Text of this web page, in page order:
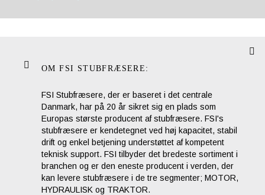
OM FSI STUBFRÆSERE:
FSI Stubfræsere, der er baseret i det centrale
Danmark, har på 20 år sikret sig en plads som
Europas største producent af stubfræsere. FSI's
stubfræsere er kendetegnet ved høj kapacitet, stabil
drift og enkel betjening understøttet af kompetent
teknisk support. FSI tilbyder det bredeste sortiment i
branchen og er den eneste producent i verden, der
kan levere stubfræsere i de tre segmenter; MOTOR,
HYDRAULISK og TRAKTOR.